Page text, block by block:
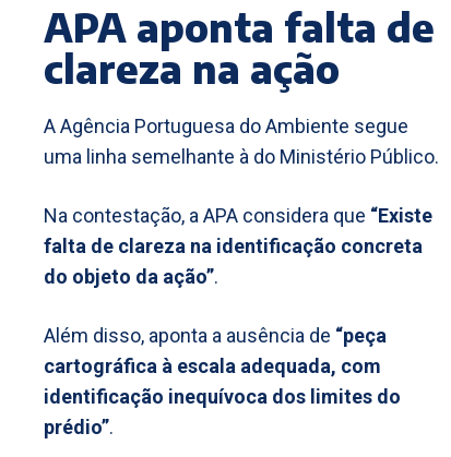
APA aponta falta de
clareza na ação
A Agência Portuguesa do Ambiente segue
uma linha semelhante à do Ministério Público.
Na contestação, a APA considera que “Existe
falta de clareza na identificação concreta
do objeto da ação”.
Além disso, aponta a ausência de “peça
cartográfica à escala adequada, com
identificação inequívoca dos limites do
prédio”.